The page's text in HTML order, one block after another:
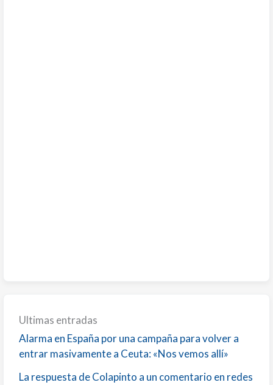
Ultimas entradas
Alarma en España por una campaña para volver a
entrar masivamente a Ceuta: «Nos vemos allí»
La respuesta de Colapinto a un comentario en redes